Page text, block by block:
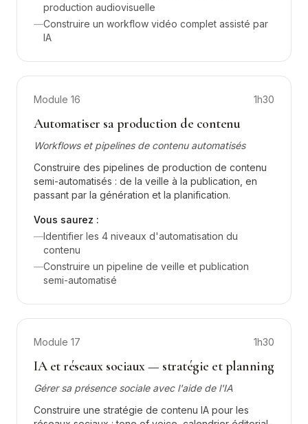
production audiovisuelle
—Construire un workflow vidéo complet assisté par
IA
Module 16 1h30
Automatiser sa production de contenu
Workflows et pipelines de contenu automatisés
Construire des pipelines de production de contenu
semi-automatisés : de la veille à la publication, en
passant par la génération et la planification.
Vous saurez :
—Identifier les 4 niveaux d'automatisation du
contenu
—Construire un pipeline de veille et publication
semi-automatisé
Module 17 1h30
IA et réseaux sociaux — stratégie et planning
Gérer sa présence sociale avec l'aide de l'IA
Construire une stratégie de contenu IA pour les